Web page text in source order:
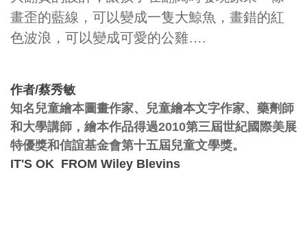
畫歪的藍線，可以變成一隻大鯨魚，畫錯的紅
色波浪，可以變成可愛的公雞….
作者/蔡秀敏
知名兒童繪本圖畫作家、兒童繪本文字作家、藥劑師
和大學講師，繪本作品得過2010第三屆世紀國際美展
特優獎和信誼基金會第十五屆兒童文學獎。
IT'S OK FROM Wiley Blevins